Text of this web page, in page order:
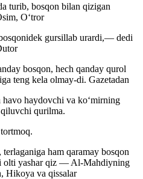
turib, bosqon bilan qizigan
Oʻtror
gursillab urardi,— dedi
bosqon, hech qanday qurol
teng kela olmay-di. Gazetadan
havo haydovchi va koʻmirning
qurilma.
ham qaramay bosqon
olti yashar qiz — Al-Mahdiyning
Hikoya va qissalar